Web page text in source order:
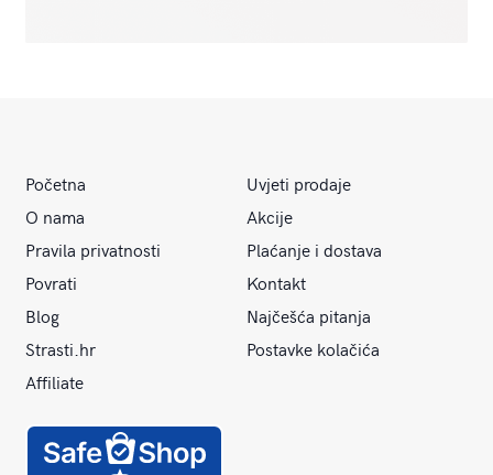
Početna
Uvjeti prodaje
O nama
Akcije
Pravila privatnosti
Plaćanje i dostava
Povrati
Kontakt
Blog
Najčešća pitanja
Strasti.hr
Postavke kolačića
Affiliate